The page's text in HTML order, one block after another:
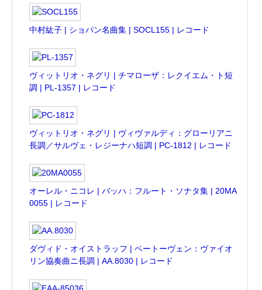
中村紘子 | ショパン名曲集 | SOCL155 | レコード
ヴィットリオ・ネグリ | チマローザ：レクイエム・ト短
調 | PL-1357 | レコード
ヴィットリオ・ネグリ | ヴィヴァルディ：グローリアニ
長調／サルヴェ・レジーナハ短調 | PC-1812 | レコード
オーレル・ニコレ | バッハ：フルート・ソナタ集 | 20MA
0055 | レコード
ダヴィド・オイストラッフ | ベートーヴェン：ヴァイオ
リン協奏曲ニ長調 | AA.8030 | レコード